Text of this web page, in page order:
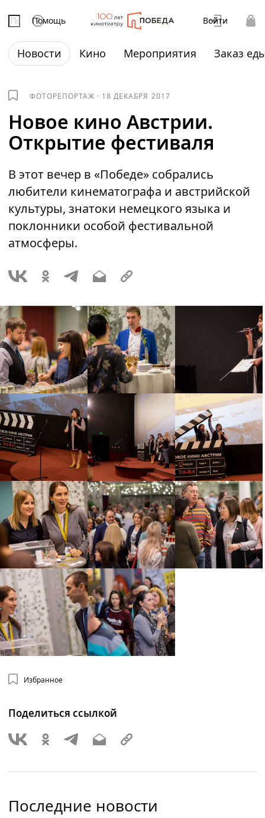
Помощь Войти
Новости Кино Мероприятия Заказ
ФОТОРЕПОРТАЖ · 18 ДЕКАБРЯ 2017
Новое кино Австрии.
Открытие фестиваля
В этот вечер в «Победе» собрались
любители кинематографа и австрийской
культуры, знатоки немецкого языка и
поклонники особой фестивальной
атмосферы.
Избранное
Поделиться ссылкой
Последние новости